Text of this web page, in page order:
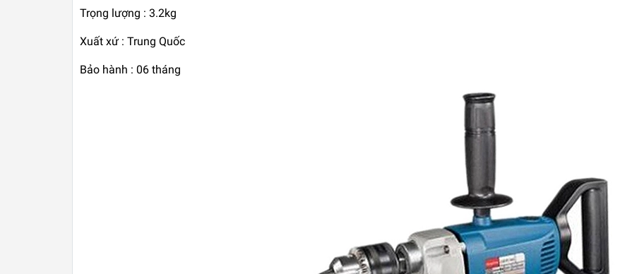
Trọng lượng : 3.2kg
Xuất xứ : Trung Quốc
Bảo hành : 06 tháng